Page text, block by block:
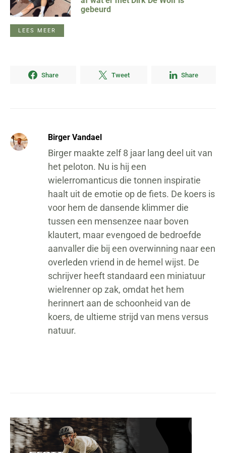
gebeurd
LEES MEER
Share Tweet Share
Birger Vandael
Birger maakte zelf 8 jaar lang deel uit van
het peloton. Nu is hij een
wielerromanticus die tonnen inspiratie
haalt uit de emotie op de fiets. De koers is
voor hem de dansende klimmer die
tussen een mensenzee naar boven
klautert, maar evengoed de bedroefde
aanvaller die bij een overwinning naar een
overleden vriend in de hemel wijst. De
schrijver heeft standaard een miniatuur
wielrenner op zak, omdat het hem
herinnert aan de schoonheid van de
koers, de ultieme strijd van mens versus
natuur.